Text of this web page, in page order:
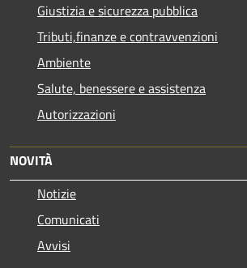
Giustizia e sicurezza pubblica
Tributi,finanze e contravvenzioni
Ambiente
Salute, benessere e assistenza
Autorizzazioni
NOVITÀ
Notizie
Comunicati
Avvisi